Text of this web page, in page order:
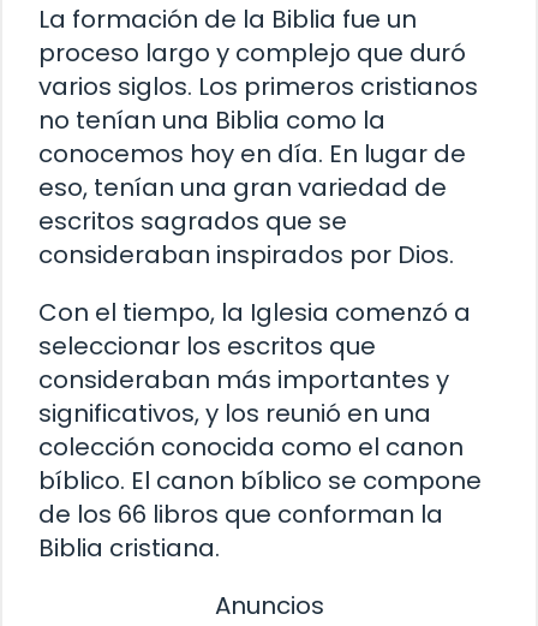
La formación de la Biblia fue un
proceso largo y complejo que duró
varios siglos. Los primeros cristianos
no tenían una Biblia como la
conocemos hoy en día. En lugar de
eso, tenían una gran variedad de
escritos sagrados que se
consideraban inspirados por Dios.
Con el tiempo, la Iglesia comenzó a
seleccionar los escritos que
consideraban más importantes y
significativos, y los reunió en una
colección conocida como el canon
bíblico. El canon bíblico se compone
de los 66 libros que conforman la
Biblia cristiana.
Anuncios